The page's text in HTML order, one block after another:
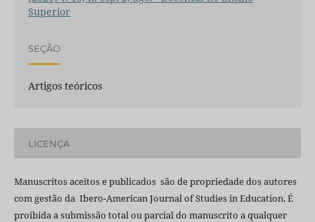
Superior
SEÇÃO
Artigos teóricos
LICENÇA
Manuscritos aceitos e publicados são de propriedade dos autores
com gestão da Ibero-American Journal of Studies in Education. É
proibida a submissão total ou parcial do manuscrito a qualquer